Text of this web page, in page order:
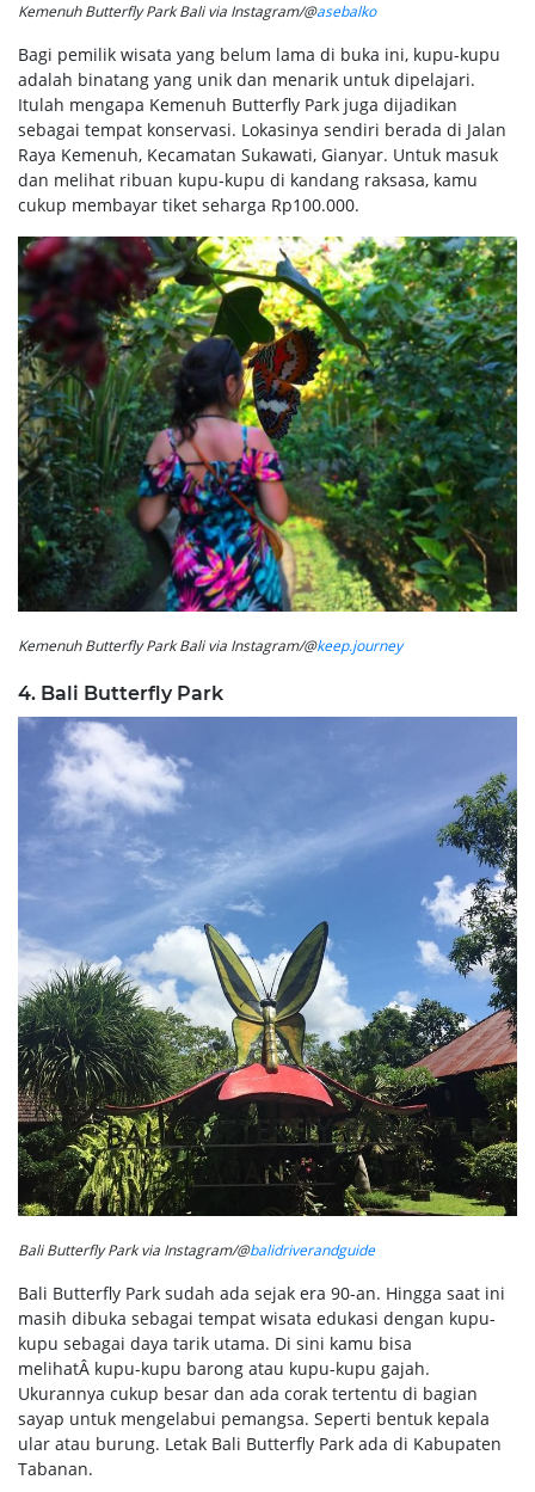
Kemenuh Butterfly Park Bali via Instagram/@asebalko
Bagi pemilik wisata yang belum lama di buka ini, kupu-kupu
adalah binatang yang unik dan menarik untuk dipelajari.
Itulah mengapa Kemenuh Butterfly Park juga dijadikan
sebagai tempat konservasi. Lokasinya sendiri berada di Jalan
Raya Kemenuh, Kecamatan Sukawati, Gianyar. Untuk masuk
dan melihat ribuan kupu-kupu di kandang raksasa, kamu
cukup membayar tiket seharga Rp100.000.
Kemenuh Butterfly Park Bali via Instagram/@keep.journey
4. Bali Butterfly Park
Bali Butterfly Park via Instagram/@balidriverandguide
Bali Butterfly Park sudah ada sejak era 90-an. Hingga saat ini
masih dibuka sebagai tempat wisata edukasi dengan kupu-
kupu sebagai daya tarik utama. Di sini kamu bisa
melihatÂ kupu-kupu barong atau kupu-kupu gajah.
Ukurannya cukup besar dan ada corak tertentu di bagian
sayap untuk mengelabui pemangsa. Seperti bentuk kepala
ular atau burung. Letak Bali Butterfly Park ada di Kabupaten
Tabanan.